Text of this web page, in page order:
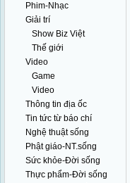
Phim-Nhạc
Giải trí
Show Biz Việt
Thế giới
Video
Game
Video
Thông tin địa ốc
Tin tức từ báo chí
Nghệ thuật sống
Phật giáo-NT.sống
Sức khỏe-Đời sống
Thực phẩm-Đời sống